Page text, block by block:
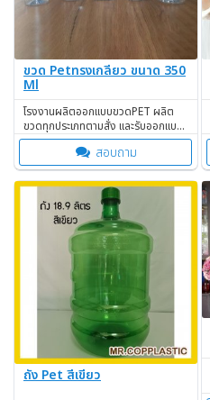
ขวด Petทรงเกลียว ขนาด 350
Ml
โรงงานผลิตออกแบบขวดPET ผลิต
ขวดทุกประเภทตามสั่ง และรับออกแบบ
ขวดพลาสติก
สอบถาม
ถัง Pet สีเขียว